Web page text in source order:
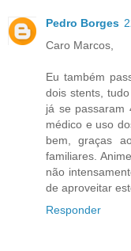
Pedro Borges
Caro Marcos,
Eu também
dois stents,
já se passaram
médico e uso
bem, graças
familiares.
não
de aproveitar
Responder